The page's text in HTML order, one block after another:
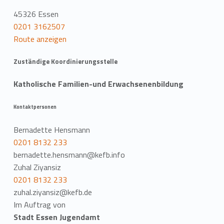
45326 Essen
0201 3162507
Route anzeigen
Zuständige Koordinierungsstelle
Katholische Familien-und Erwachsenenbildung
Kontaktpersonen
Bernadette Hensmann
0201 8132 233
bernadette.hensmann@kefb.info
Zuhal Ziyansiz
0201 8132 233
zuhal.ziyansiz@kefb.de
Im Auftrag von
Stadt Essen Jugendamt